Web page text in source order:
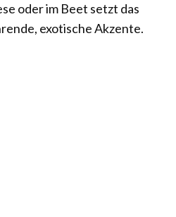
oder im Beet setzt das
exotische Akzente.